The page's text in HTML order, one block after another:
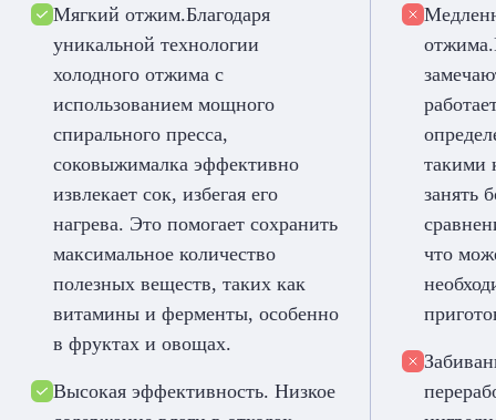
Мягкий отжим.Благодаря
уникальной технологии
холодного отжима с
использованием мощного
спирального пресса,
соковыжималка эффективно
извлекает сок, избегая его
нагрева. Это помогает сохранить
максимальное количество
полезных веществ, таких как
витамины и ферменты, особенно
в фруктах и овощах.
Высокая эффективность. Низкое
такими
занять
что